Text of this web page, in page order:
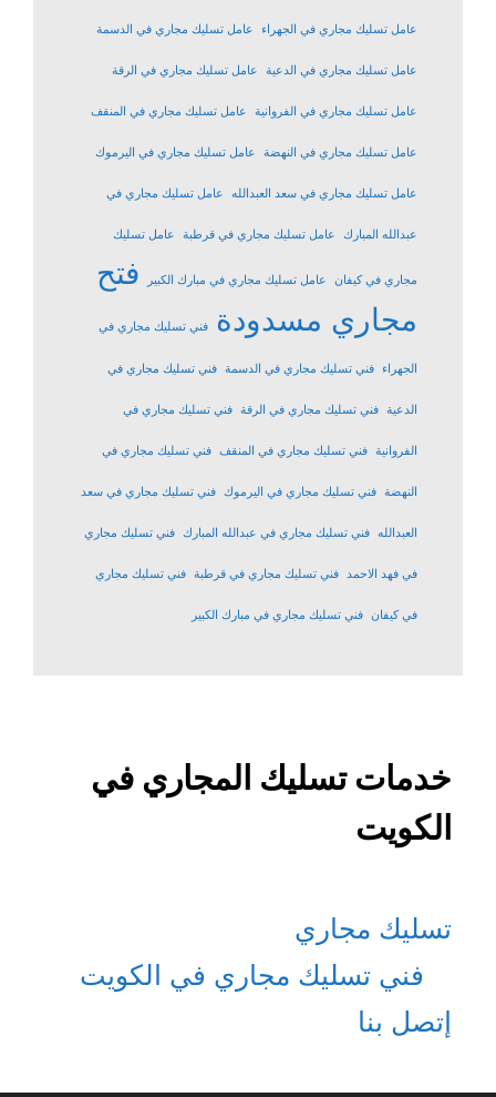
عامل تسليك مجاري في الجهراء عامل تسليك مجاري في الدسمة
عامل تسليك مجاري في الدعية عامل تسليك مجاري في الرقة
عامل تسليك مجاري في الفروانية عامل تسليك مجاري في المنقف
عامل تسليك مجاري في النهضة عامل تسليك مجاري في اليرموك
عامل تسليك مجاري في سعد العبدالله عامل تسليك مجاري في
عبدالله المبارك عامل تسليك مجاري في قرطبة عامل تسليك
مجاري في كيفان عامل تسليك مجاري في مبارك الكبير
فتح
مجاري مسدودة
فني تسليك مجاري في
الجهراء فني تسليك مجاري في الدسمة فني تسليك مجاري في
الدعية فني تسليك مجاري في الرقة فني تسليك مجاري في
الفروانية فني تسليك مجاري في المنقف فني تسليك مجاري في
النهضة فني تسليك مجاري في اليرموك فني تسليك مجاري في سعد
العبدالله فني تسليك مجاري في عبدالله المبارك فني تسليك مجاري
في فهد الاحمد فني تسليك مجاري في قرطبة فني تسليك مجاري
في كيفان فني تسليك مجاري في مبارك الكبير
خدمات تسليك المجاري في
الكويت
تسليك مجاري
فني تسليك مجاري في الكويت
إتصل بنا